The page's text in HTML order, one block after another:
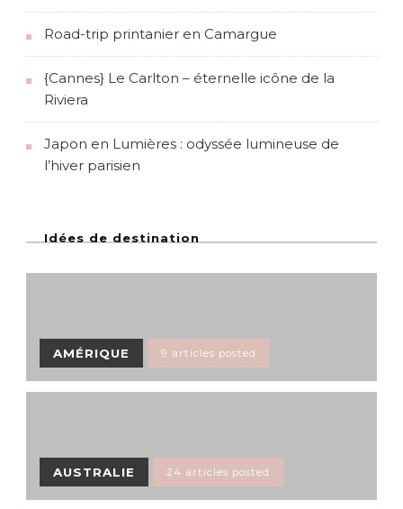
Road-trip printanier en Camargue
{Cannes} Le Carlton – éternelle icône de la
Riviera
Japon en Lumières : odyssée lumineuse de
l’hiver parisien
Idées de destination
AMÉRIQUE 9 articles posted
AUSTRALIE 24 articles posted